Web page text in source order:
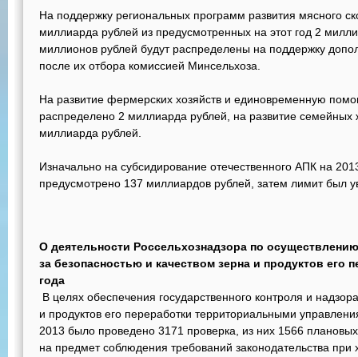
На поддержку региональных программ развития мясного
миллиарда рублей из предусмотренных на этот год 2
миллионов рублей будут распределены на поддержку
после их отбора комиссией Минсельхоза.
На развитие фермерских хозяйств и единовременную
распределено 2 миллиарда рублей, на развитие
миллиарда рублей.
Изначально на субсидирование отечественного АПК на
предусмотрено 137 миллиардов рублей, затем лимит был
О деятельности Россельхознадзора по
за безопасностью и качеством зерна и продуктов его
года
В целях обеспечения государственного контроля и
и продуктов его переработки территориальными
2013 было проведено 3171 проверка, из них 1566
на предмет соблюдения требований законодательства при